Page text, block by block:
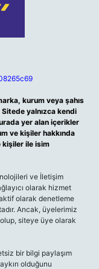
kurum veya şahıs
yalnızca kendi
yer alan içerikler
ve kişiler hakkında
kişiler ile isim
ve İletişim
olarak hizmet
olarak denetleme
Ancak, üyelerimiz
siteye üye olarak
bir bilgi paylaşım
olduğunu